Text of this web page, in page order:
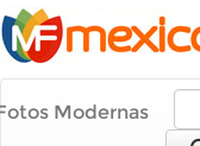
Modernas